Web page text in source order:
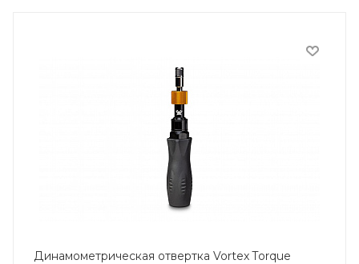
Динамометрическая отвертка Vortex Torque